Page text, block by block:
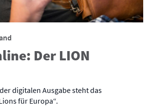
Der LION
digitalen Ausgabe steht das
für Europa“.